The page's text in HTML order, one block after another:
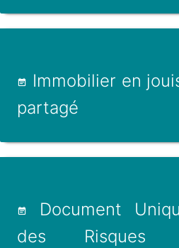
Immobilier en
partagé
Document
des Risques